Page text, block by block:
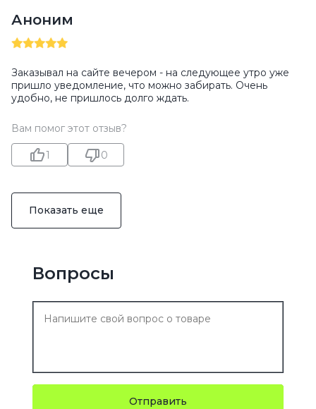
Аноним
Заказывал на сайте вечером - на следующее утро уже
пришло уведомление, что можно забирать. Очень
удобно, не пришлось долго ждать.
Вам помог этот отзыв?
1 0
Показать еще
Вопросы
Отправить